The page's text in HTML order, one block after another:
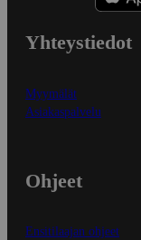
Yhteystiedot
Myymälät
Asiakaspalvelu
Ohjeet
Ensitilaajan ohjeet